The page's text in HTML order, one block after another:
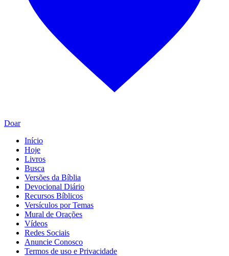
Doar
Início
Hoje
Livros
Busca
Versões da Bíblia
Devocional Diário
Recursos Bíblicos
Versículos por Temas
Mural de Orações
Vídeos
Redes Sociais
Anuncie Conosco
Termos de uso e Privacidade